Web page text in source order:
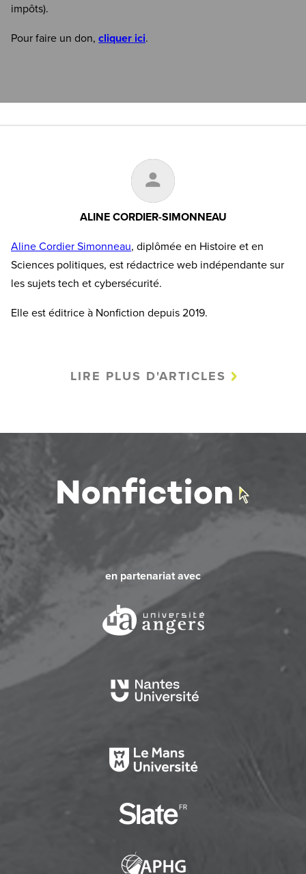
impôts).
Pour faire un don, cliquer ici.
ALINE CORDIER-SIMONNEAU
Aline Cordier Simonneau, diplômée en Histoire et en
Sciences politiques, est rédactrice web indépendante sur
les sujets tech et cybersécurité.
Elle est éditrice à Nonfiction depuis 2019.
LIRE PLUS D'ARTICLES
en partenariat avec